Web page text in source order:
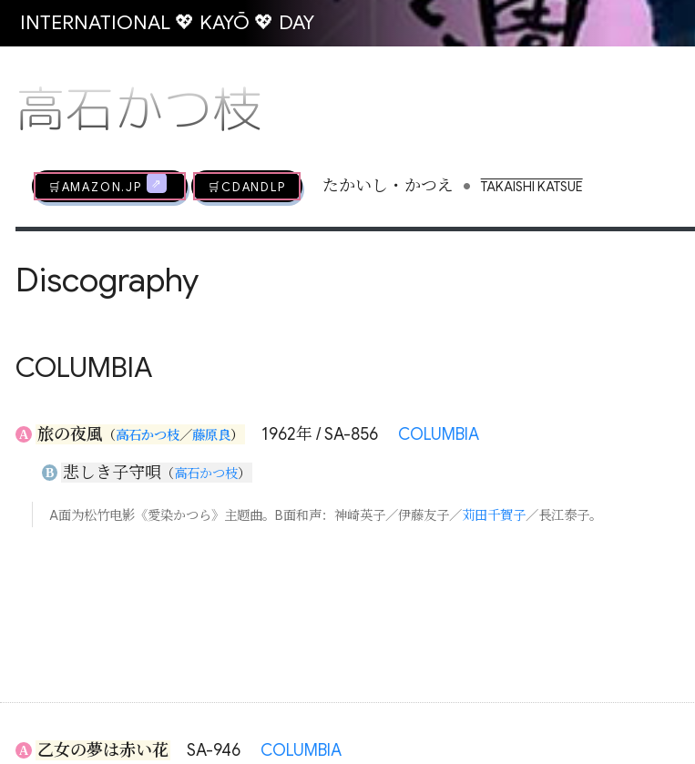
INTERNATIONAL 💖 KAYŌ 💖 DAY
高石かつ枝
🛒AMAZON.jp 🛒CDandLP たかいし・かつえ • TAKAISHI KATSUE
Discography
COLUMBIA
A 旅の夜風 （高石かつ枝／藤原良） 1962年 / SA-856 COLUMBIA
B 悲しき子守唄 （高石かつ枝）
A面为松竹电影《愛染かつら》主题曲。B面和声：神崎英子／伊藤友子／苅田千賀子／長江泰子。
A 乙女の夢は赤い花 SA-946 COLUMBIA